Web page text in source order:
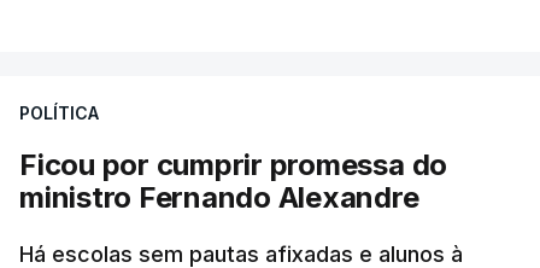
POLÍTICA
Ficou por cumprir promessa do
ministro Fernando Alexandre
Há escolas sem pautas afixadas e alunos à